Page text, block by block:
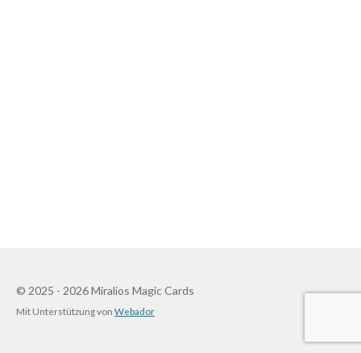
© 2025 - 2026 Miralios Magic Cards
Mit Unterstützung von Webador